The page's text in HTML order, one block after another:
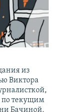
из
Виктора
по текущим
Бачиной.